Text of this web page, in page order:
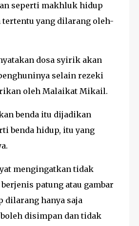
seperti makhluk hidup
tertentu yang dilarang oleh-
dosa syirik akan
selain rezeki
oleh Malaikat Mikail.
benda itu dijadikan
benda hidup, itu yang
mengingatkan tidak
patung atau gambar
dilarang hanya saja
boleh disimpan dan tidak